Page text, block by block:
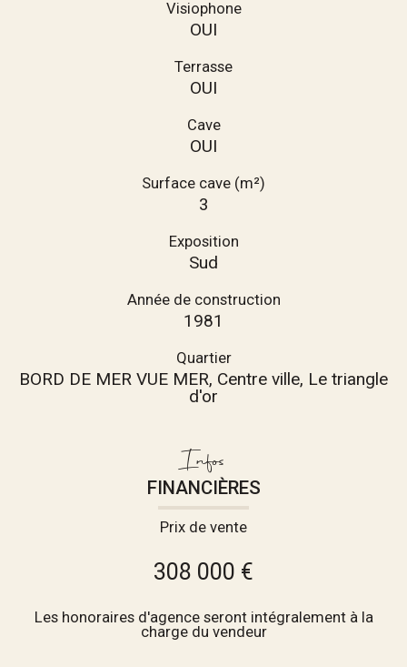
Visiophone
OUI
Terrasse
OUI
Cave
OUI
Surface cave (m²)
3
Exposition
Sud
Année de construction
1981
Quartier
BORD DE MER VUE MER, Centre ville, Le triangle
d'or
Infos
FINANCIÈRES
Prix de vente
308 000 €
Les honoraires d'agence seront intégralement à la
charge du vendeur